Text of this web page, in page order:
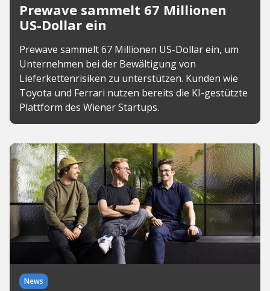
Prewave sammelt 67 Millionen
US-Dollar ein
Prewave sammelt 67 Millionen US-Dollar ein, um
Unternehmen bei der Bewältigung von
Lieferkettenrisiken zu unterstützen. Kunden wie
Toyota und Ferrari nutzen bereits die KI-gestützte
Plattform des Wiener Startups.
News